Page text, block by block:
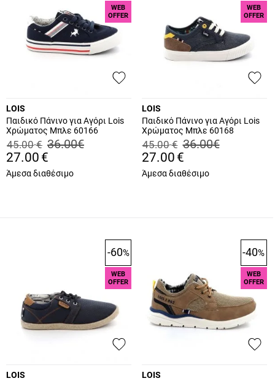
WEB
OFFER
LOIS
Παιδικό Πάνινο για Αγόρι Lois
Χρώματος Μπλε 60166
45.00 € 36.00€
27.00 €
Άμεσα διαθέσιμο
WEB
OFFER
LOIS
Παιδικό Πάνινο για Αγόρι Lois
Χρώματος Μπλε 60168
45.00 € 36.00€
27.00 €
Άμεσα διαθέσιμο
-60%
WEB
OFFER
LOIS
-40%
WEB
OFFER
LOIS